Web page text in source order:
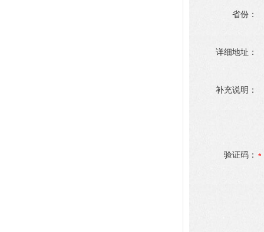
省份：
详细地址：
补充说明：
验证码：